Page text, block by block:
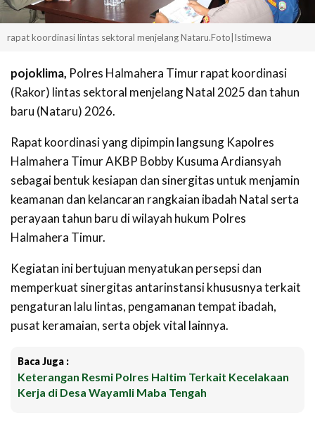
rapat koordinasi lintas sektoral menjelang Nataru.Foto|Istimewa
pojoklima, Polres Halmahera Timur rapat koordinasi
(Rakor) lintas sektoral menjelang Natal 2025 dan tahun
baru (Nataru) 2026.
Rapat koordinasi yang dipimpin langsung Kapolres
Halmahera Timur AKBP Bobby Kusuma Ardiansyah
sebagai bentuk kesiapan dan sinergitas untuk menjamin
keamanan dan kelancaran rangkaian ibadah Natal serta
perayaan tahun baru di wilayah hukum Polres
Halmahera Timur.
Kegiatan ini bertujuan menyatukan persepsi dan
memperkuat sinergitas antarinstansi khususnya terkait
pengaturan lalu lintas, pengamanan tempat ibadah,
pusat keramaian, serta objek vital lainnya.
Baca Juga :
Keterangan Resmi Polres Haltim Terkait Kecelakaan
Kerja di Desa Wayamli Maba Tengah